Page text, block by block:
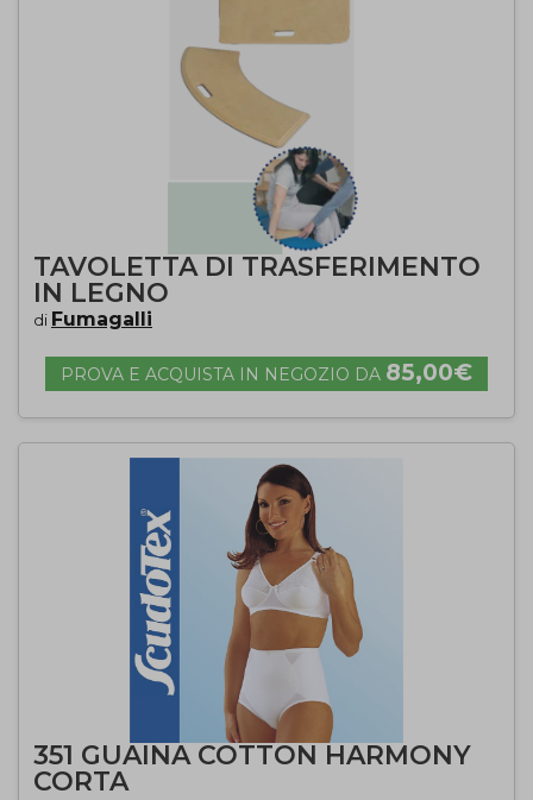
TAVOLETTA DI TRASFERIMENTO
IN LEGNO
di Fumagalli
PROVA E ACQUISTA IN NEGOZIO DA 85,00€
351 GUAINA COTTON HARMONY
CORTA